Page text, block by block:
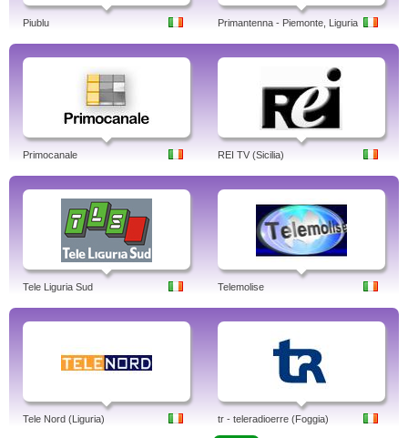
Piublu Primantenna - Piemonte, Liguria
Primocanale REI TV (Sicilia)
Tele Liguria Sud Telemolise
Tele Nord (Liguria) tr - teleradioerre (Foggia)